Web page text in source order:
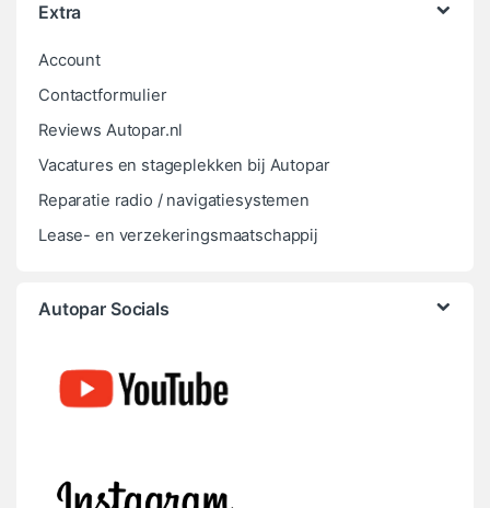
Extra
Account
Contactformulier
Reviews Autopar.nl
Vacatures en stageplekken bij Autopar
Reparatie radio / navigatiesystemen
Lease- en verzekeringsmaatschappij
Autopar Socials